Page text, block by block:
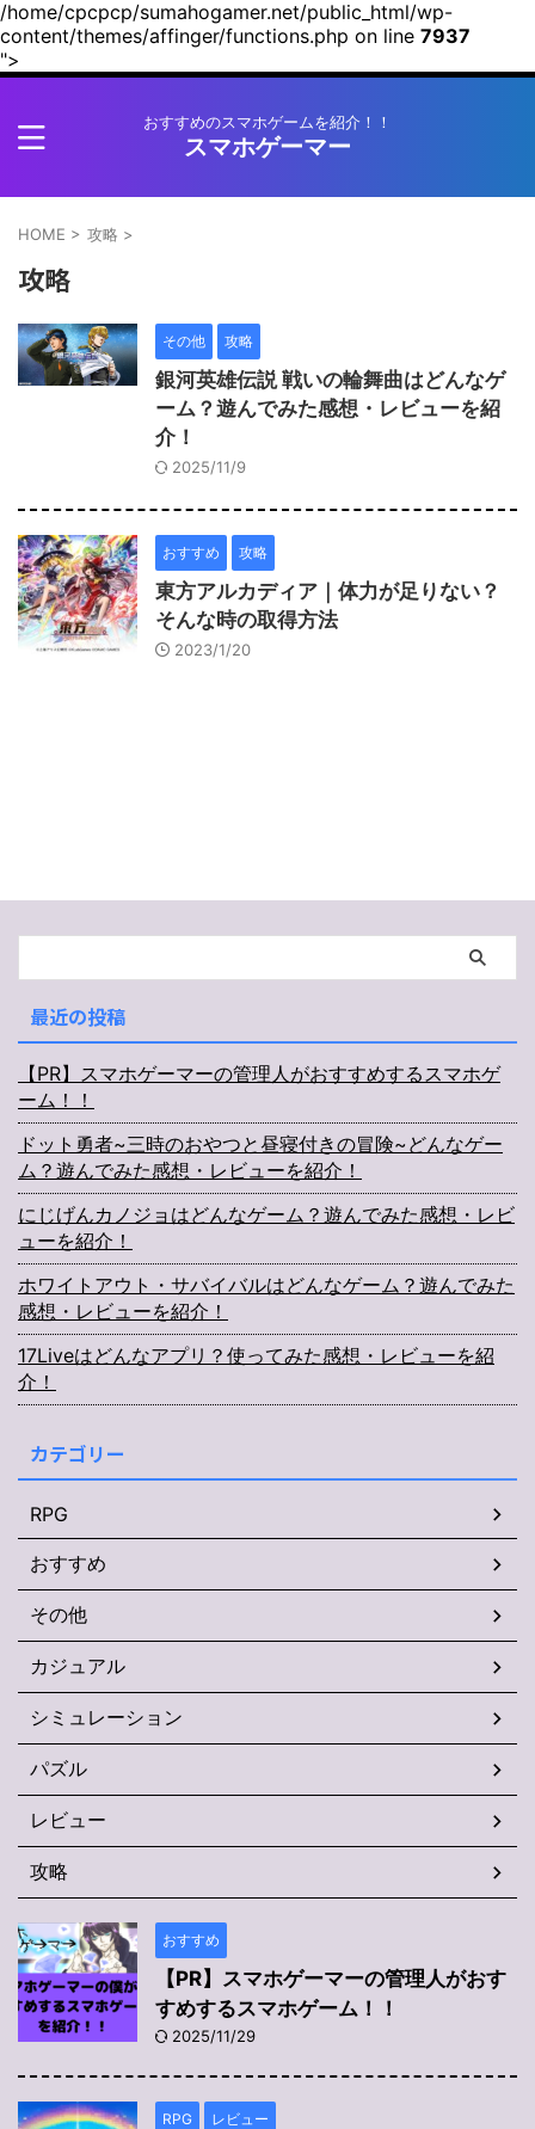
/home/cpcpcp/sumahogamer.net/public_html/wp-
content/themes/affinger/functions.php on line 7937
">
おすすめのスマホゲームを紹介！！
スマホゲーマー
HOME > 攻略 >
攻略
その他 攻略
銀河英雄伝説 戦いの輪舞曲はどんなゲ
ーム？遊んでみた感想・レビューを紹
介！
2025/11/9
おすすめ 攻略
東方アルカディア｜体力が足りない？
そんな時の取得方法
2023/1/20
最近の投稿
【PR】スマホゲーマーの管理人がおすすめするスマホゲ
ーム！！
ドット勇者~三時のおやつと昼寝付きの冒険~どんなゲー
ム？遊んでみた感想・レビューを紹介！
にじげんカノジョはどんなゲーム？遊んでみた感想・レビ
ューを紹介！
ホワイトアウト・サバイバルはどんなゲーム？遊んでみた
感想・レビューを紹介！
17Liveはどんなアプリ？使ってみた感想・レビューを紹
介！
カテゴリー
RPG
おすすめ
その他
カジュアル
シミュレーション
パズル
レビュー
攻略
おすすめ
【PR】スマホゲーマーの管理人がおす
すめするスマホゲーム！！
2025/11/29
RPG レビュー